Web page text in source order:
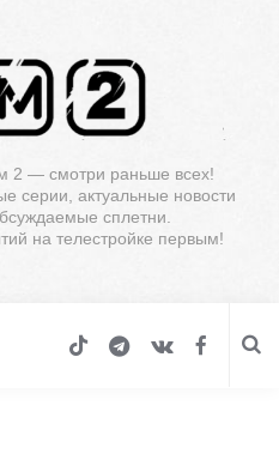
2 — смотри раньше всех!
серии, актуальные новости
сплетни.
на телестройке первым!